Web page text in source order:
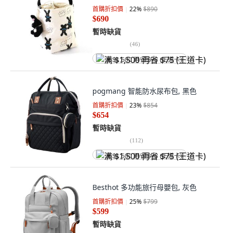
首購折扣價 22%$890
$690
暫時缺貨
(46)
满 $1,500 再省 $75 (王道卡)
pogmang 智能防水尿布包, 黑色
首購折扣價 23%$854
$654
暫時缺貨
(112)
满 $1,500 再省 $75 (王道卡)
Besthot 多功能旅行母嬰包, 灰色
首購折扣價 25%$799
$599
暫時缺貨